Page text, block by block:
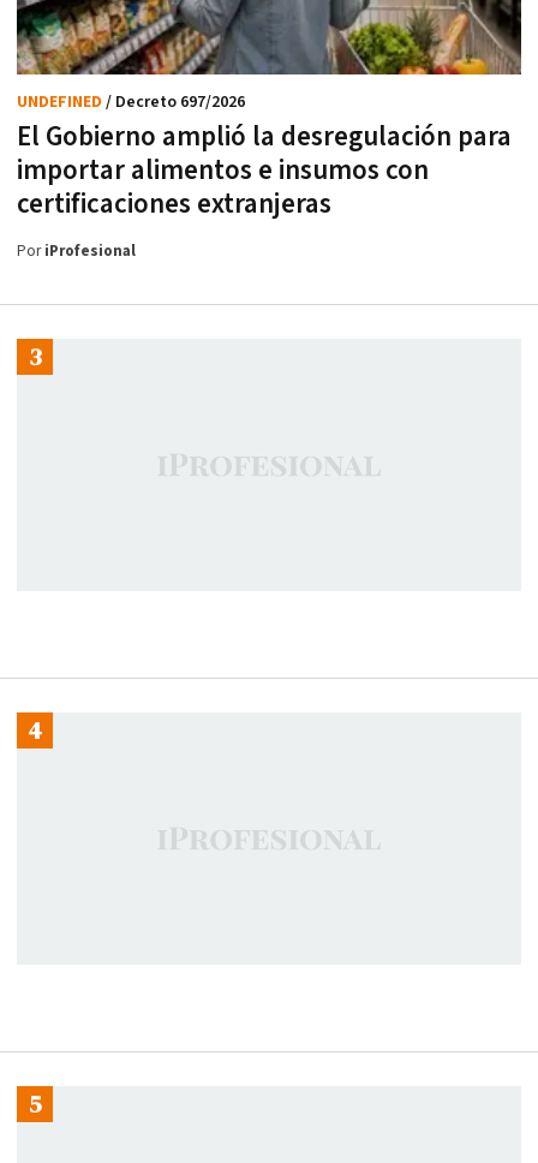
El Gobierno amplió la desregulación para
importar alimentos e insumos con
certificaciones extranjeras
UNDEFINED / Decreto 697/2026
PoriProfesional